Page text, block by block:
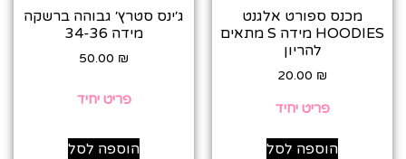
מכנס ספורט אלגנט
HOODIES מידה S מתאים
להריון
20.00 ₪
פריט יחיד
הוספה לסל
ג׳ינס סטרץ׳ גבוהה ברשקה
מידה 34-36
50.00 ₪
פריט יחיד
הוספה לסל